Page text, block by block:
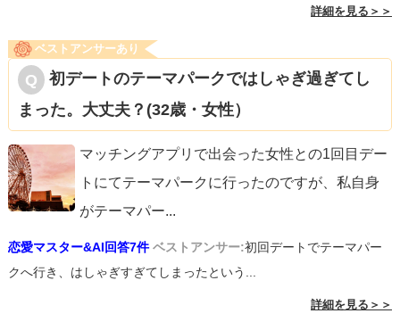
詳細を見る＞＞
ベストアンサーあり
初デートのテーマパークではしゃぎ過ぎてし
まった。大丈夫？(32歳・女性）
マッチングアプリで出会った女性との1回目デー
トにてテーマパークに行ったのですが、私自身
がテーマパー...
恋愛マスター&AI回答7件 ベストアンサー:初回デートでテーマパー
クへ行き、はしゃぎすぎてしまったという...
詳細を見る＞＞